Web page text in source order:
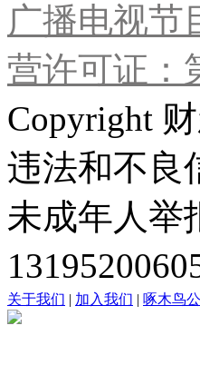
广播电视节
营许可证：
Copyright
违法和不良
未成年人
关于我们 | 加入我们 | 啄木鸟